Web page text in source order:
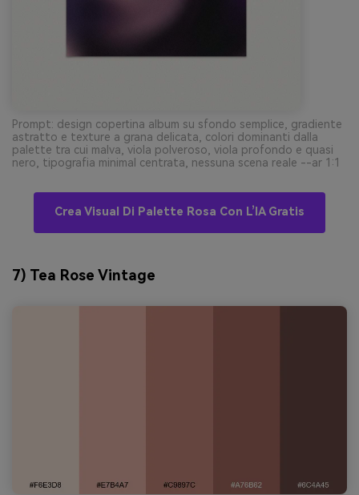
Prompt: design copertina album su sfondo semplice, gradiente
astratto e texture a grana delicata, colori dominanti dalla
palette tra cui malva, viola polveroso, viola profondo e quasi
nero, tipografia minimal centrata, nessuna scena reale --ar 1:1
Crea Visual Di Palette Rosa Con L’IA Gratis
7) Tea Rose Vintage